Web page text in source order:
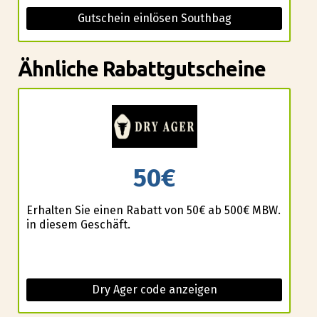
Gutschein einlösen Southbag
Ähnliche Rabattgutscheine
50€
Erhalten Sie einen Rabatt von 50€ ab 500€ MBW.
in diesem Geschäft.
Dry Ager code anzeigen